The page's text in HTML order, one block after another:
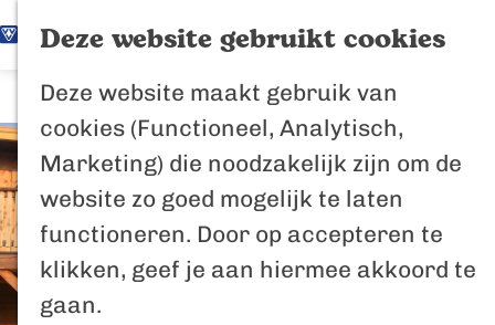
Deze website gebruikt cookies
Deze website maakt gebruik van
cookies (Functioneel, Analytisch,
Marketing) die noodzakelijk zijn om de
website zo goed mogelijk te laten
functioneren. Door op accepteren te
klikken, geef je aan hiermee akkoord te
gaan.
n
a
a
r
d
e
K
a
r
t
Z
e
k
e
n
e
n
u
Het Biesbosch
Poort naar de
Biesbosch
Bertus de
In de regio
Het